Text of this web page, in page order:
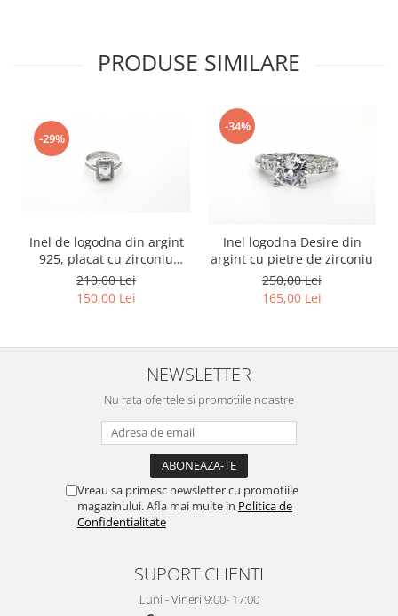
PRODUSE SIMILARE
-29%
Inel de logodna din argint
925, placat cu zirconiu
stralucitor
210,00 Lei
150,00 Lei
-34%
Inel logodna Desire din
argint cu pietre de zirconiu
250,00 Lei
165,00 Lei
NEWSLETTER
Nu rata ofertele si promotiile noastre
Vreau sa primesc newsletter cu promotiile
magazinului. Afla mai multe in Politica de
Confidentialitate
SUPORT CLIENTI
Luni - Vineri 9:00- 17:00